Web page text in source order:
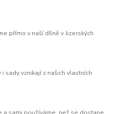
přímo v naší dílně v Jizerských
sady vznikají z našich vlastních